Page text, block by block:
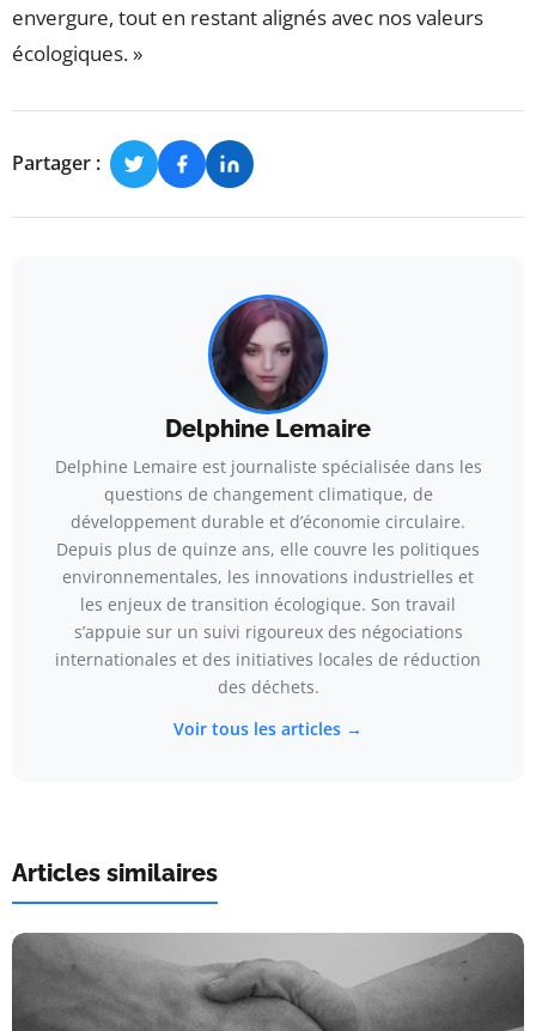
envergure, tout en restant alignés avec nos valeurs
écologiques. »
Partager :
Delphine Lemaire
Delphine Lemaire est journaliste spécialisée dans les
questions de changement climatique, de
développement durable et d’économie circulaire.
Depuis plus de quinze ans, elle couvre les politiques
environnementales, les innovations industrielles et
les enjeux de transition écologique. Son travail
s’appuie sur un suivi rigoureux des négociations
internationales et des initiatives locales de réduction
des déchets.
Voir tous les articles →
Articles similaires